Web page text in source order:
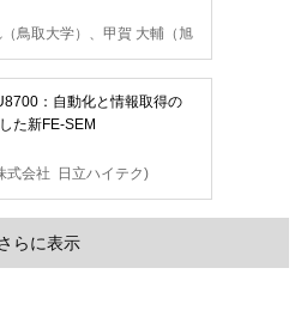
鳥取大学）、甲賀 大輔（旭
：自動化と情報取得の
た新FE-SEM
式会社 日立ハイテク)
らに表示